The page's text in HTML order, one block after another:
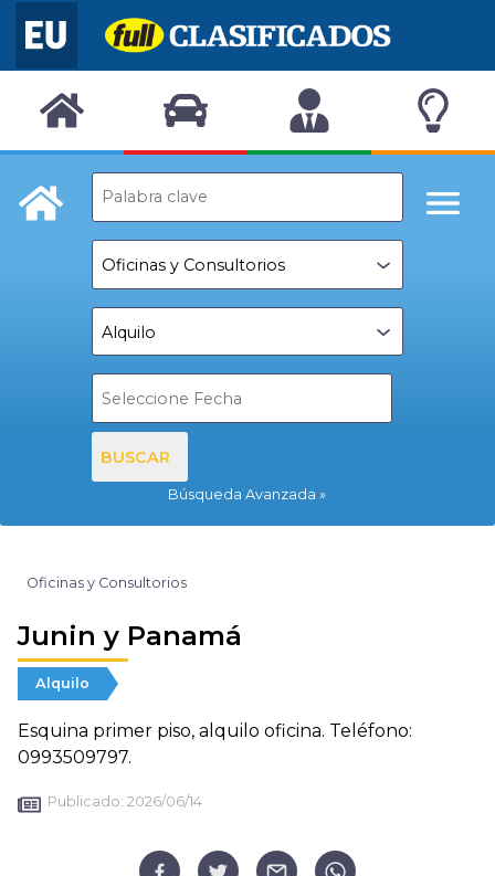
BUSCAR
Búsqueda Avanzada
Oficinas y Consultorios
Junin y Panamá
Alquilo
Esquina primer piso, alquilo oficina. Teléfono:
0993509797.
Publicado: 2026/06/14